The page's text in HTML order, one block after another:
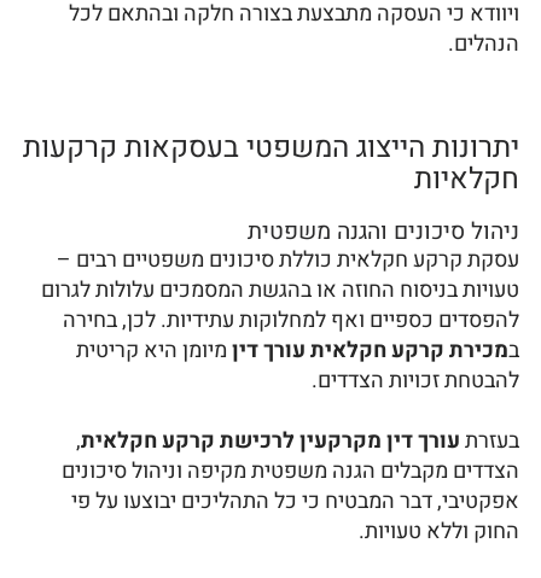
ויוודא כי העסקה מתבצעת בצורה חלקה ובהתאם לכל
הנהלים.
יתרונות הייצוג המשפטי בעסקאות קרקעות
חקלאיות
ניהול סיכונים והגנה משפטית
עסקת קרקע חקלאית כוללת סיכונים משפטיים רבים –
טעויות בניסוח החוזה או בהגשת המסמכים עלולות לגרום
להפסדים כספיים ואף למחלוקות עתידיות. לכן, בחירה
במכירת קרקע חקלאית עורך דיןמיומן היא קריטית
להבטחת זכויות הצדדים.
בעזרתעורך דין מקרקעין לרכישת קרקע חקלאית,
הצדדים מקבלים הגנה משפטית מקיפה וניהול סיכונים
אפקטיבי, דבר המבטיח כי כל התהליכים יבוצעו על פי
החוק וללא טעויות.